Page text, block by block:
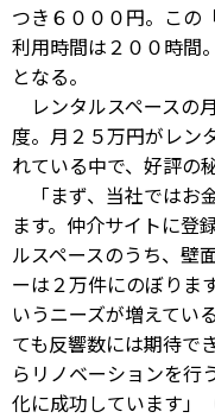
つき６０００円。この
利用時間は２００時間
となる。
レンタルスペースの
度。月２５万円がレン
れている中で、好評の
「まず、当社ではお
ます。仲介サイトに登
ルスペースのうち、壁
ーは２万件にのぼりま
いうニーズが増えてい
ても反響数には期待で
らリノベーションを行
化に成功しています」